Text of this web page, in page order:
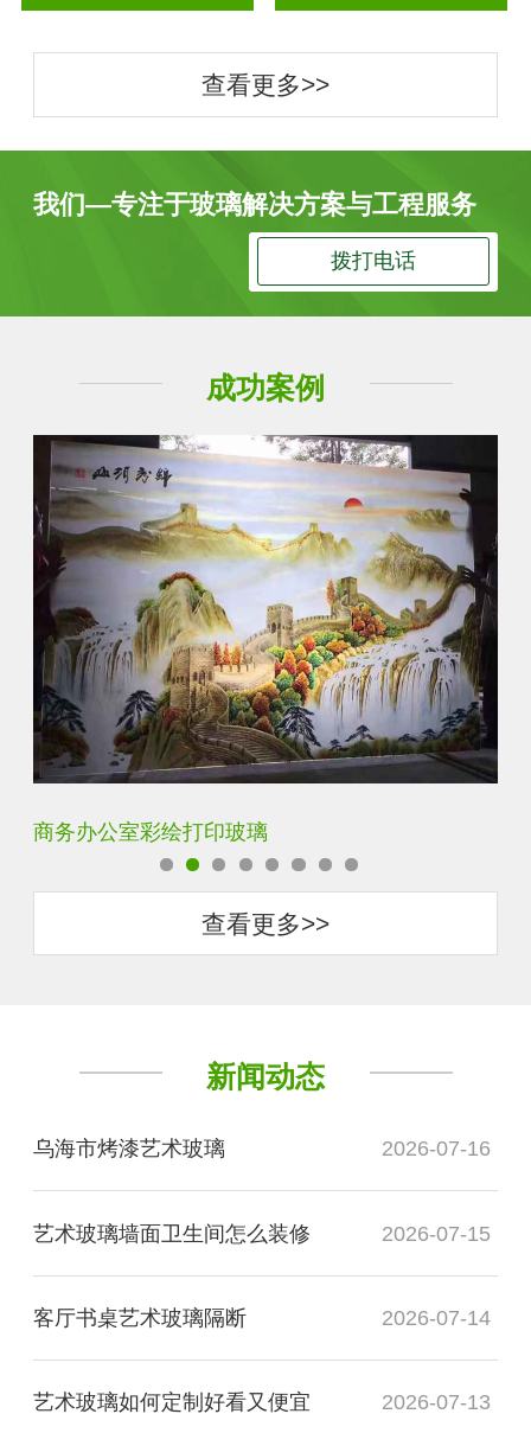
查看更多>>
我们—专注于玻璃解决方案与工程服务
拨打电话
成功案例
定制透明静电UV打印加工
查看更多>>
新闻动态
乌海市烤漆艺术玻璃 2026-07-16
艺术玻璃墙面卫生间怎么装修 2026-07-15
客厅书桌艺术玻璃隔断 2026-07-14
艺术玻璃如何定制好看又便宜 2026-07-13